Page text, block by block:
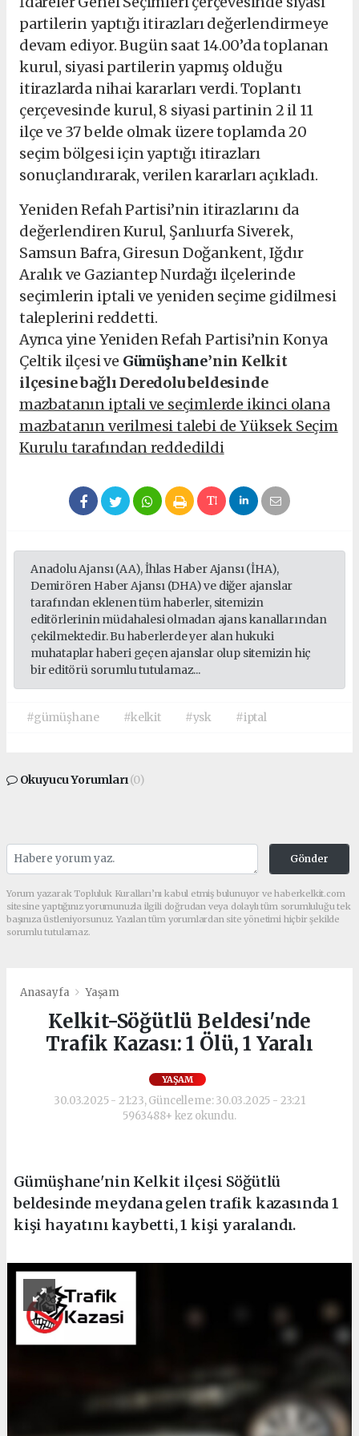
partilerin yaptığı itirazları değerlendirmeye
devam ediyor. Bugün saat 14.00’da toplanan
kurul, siyasi partilerin yapmış olduğu
itirazlarda nihai kararları verdi. Toplantı
çerçevesinde kurul, 8 siyasi partinin 2 il 11
ilçe ve 37 belde olmak üzere toplamda 20
seçim bölgesi için yaptığı itirazları
sonuçlandırarak, verilen kararları açıkladı.
Yeniden Refah Partisi’nin itirazlarını da
değerlendiren Kurul, Şanlıurfa Siverek,
Samsun Bafra, Giresun Doğankent, Iğdır
Aralık ve Gaziantep Nurdağı ilçelerinde
seçimlerin iptali ve yeniden seçime gidilmesi
taleplerini reddetti.
Ayrıca yine Yeniden Refah Partisi’nin Konya
Çeltik ilçesi ve Gümüşhane’nin Kelkit
ilçesine bağlı Deredolu beldesinde
mazbatanın iptali ve seçimlerde ikinci olana
mazbatanın verilmesi talebi de Yüksek Seçim
Kurulu tarafından reddedildi
Anadolu Ajansı (AA), İhlas Haber Ajansı (İHA),
Demirören Haber Ajansı (DHA) ve diğer ajanslar
tarafından eklenen tüm haberler, sitemizin
editörlerinin müdahalesi olmadan ajans kanallarından
çekilmektedir. Bu haberlerde yer alan hukuki
muhataplar haberi geçen ajanslar olup sitemizin hiç
bir editörü sorumlu tutulamaz...
#gümüşhane #kelkit #ysk #iptal
Okuyucu Yorumları(0)
Gönder
Yorum yazarak Topluluk Kuralları’nı kabul etmiş bulunuyor ve haberkelkit.com
sitesine yaptığınız yorumunuzla ilgili doğrudan veya dolaylı tüm sorumluluğu tek
başınıza üstleniyorsunuz. Yazılan tüm yorumlardan site yönetimi hiçbir şekilde
sorumlu tutulamaz.
Anasayfa Yaşam
Kelkit-Söğütlü Beldesi'nde
Trafik Kazası: 1 Ölü, 1 Yaralı
YAŞAM
30.03.2025 - 21:23, Güncelleme: 30.03.2025 - 23:21
5963488+ kez okundu.
Gümüşhane'nin Kelkit ilçesi Söğütlü
beldesinde meydana gelen trafik kazasında 1
kişi hayatını kaybetti, 1 kişi yaralandı.